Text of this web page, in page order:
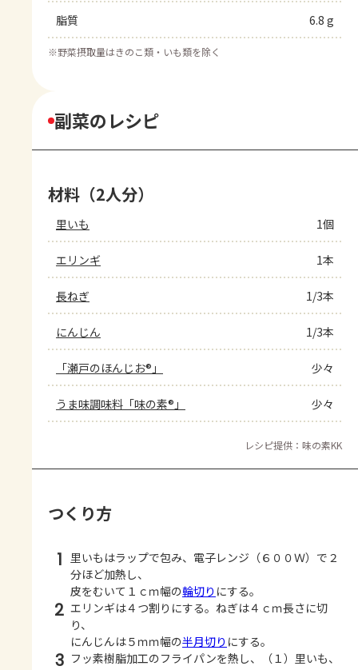
脂質 6.8 g
※野菜摂取量はきのこ類・いも類を除く
副菜のレシピ
材料（2人分）
里いも 1個
エリンギ 1本
長ねぎ 1/3本
にんじん 1/3本
「瀬戸のほんじお®」 少々
うま味調味料「味の素®」 少々
レシピ提供：味の素KK
つくり方
1 里いもはラップで包み、電子レンジ（６００Ｗ）で２
分ほど加熱し、
皮をむいて１ｃｍ幅の輪切り にする。
2 エリンギは４つ割りにする。ねぎは４ｃｍ長さに切
り、
にんじんは５ｍｍ幅の半月切り にする。
3 フッ素樹脂加工のフライパンを熱し、（１）里いも、